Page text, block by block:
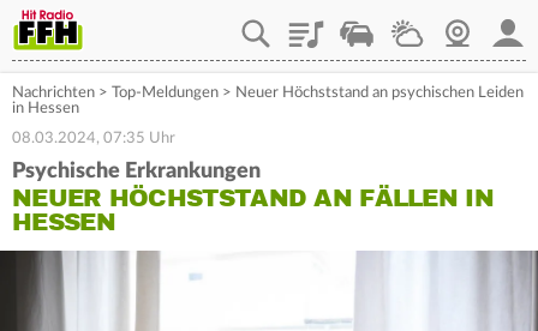
PlaylistStaupilotWetterWebcam
Nachrichten > Top-Meldungen > Neuer Höchststand an psychischen Leiden
in Hessen
08.03.2024, 07:35 Uhr
Psychische Erkrankungen
NEUER HÖCHSTSTAND AN FÄLLEN IN
HESSEN